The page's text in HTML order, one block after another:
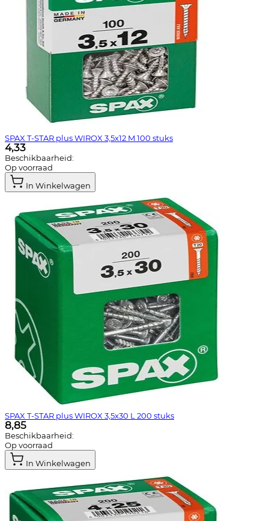
SPAX T-STAR plus WIROX 3,5x12 M 100 stuks
4,33
Beschikbaarheid:
Op voorraad
In Winkelwagen
SPAX T-STAR plus WIROX 3,5x30 L 200 stuks
8,85
Beschikbaarheid:
Op voorraad
In Winkelwagen